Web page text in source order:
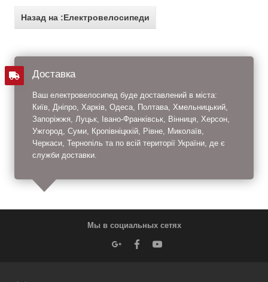
Назад на :Електровелосипеди
Доставка
Ваш електровелосипед буде доставлений в міста:
Київ, Дніпро, Харків, Одеса, Полтава, Хмельницький,
Запоріжжя, Луцьк, Івано-Франківськ, Вінниця, Херсон,
Ужгород, Суми, Кропівніцккій, Рівне, Миколаїв,
Черкаси, Тернопіль та по всій території України, де є
служби доставки.
Мы в социальных сетях